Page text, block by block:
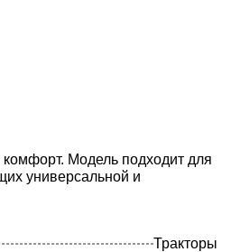
Модель подходит для
универсальной и
Тракторы